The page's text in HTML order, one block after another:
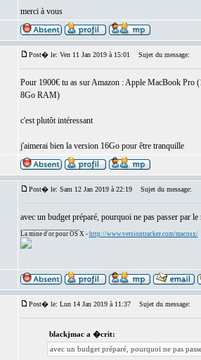
merci à vous
Post� le: Ven 11 Jan 2019 à 15:01 Sujet du message:
Pour 1900€ tu as sur Amazon : Apple MacBook Pro
8Go RAM)
c'est plutôt intéressant
j'aimerai bien la version 16Go pour être tranquille
Post� le: Sam 12 Jan 2019 à 22:19 Sujet du message:
avec un budget préparé, pourquoi ne pas passer par le
La mine d'or pour OS X - http://www.versiontracker.com/macosx/
Post� le: Lun 14 Jan 2019 à 11:37 Sujet du message:
blackjmac a �crit:
avec un budget préparé, pourquoi ne pas